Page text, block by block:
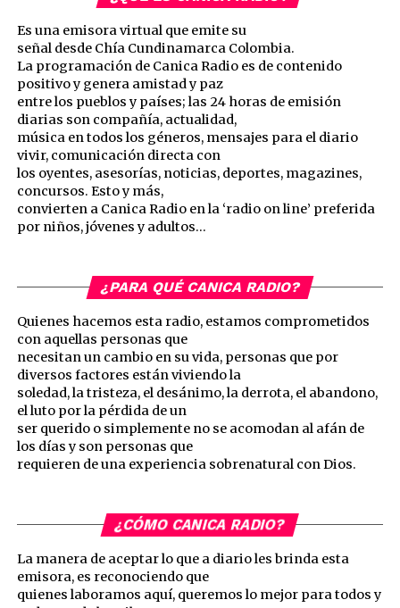
Es una emisora virtual que emite su
señal desde Chía Cundinamarca Colombia.
La programación de Canica Radio es de contenido
positivo y genera amistad y paz
entre los pueblos y países; las 24 horas de emisión
diarias son compañía, actualidad,
música en todos los géneros, mensajes para el diario
vivir, comunicación directa con
los oyentes, asesorías, noticias, deportes, magazines,
concursos. Esto y más,
convierten a Canica Radio en la ‘radio on line’ preferida
por niños, jóvenes y adultos…
¿PARA QUÉ CANICA RADIO?
Quienes hacemos esta radio, estamos comprometidos
con aquellas personas que
necesitan un cambio en su vida, personas que por
diversos factores están viviendo la
soledad, la tristeza, el desánimo, la derrota, el abandono,
el luto por la pérdida de un
ser querido o simplemente no se acomodan al afán de
los días y son personas que
requieren de una experiencia sobrenatural con Dios.
¿CÓMO CANICA RADIO?
La manera de aceptar lo que a diario les brinda esta
emisora, es reconociendo que
quienes laboramos aquí, queremos lo mejor para todos y